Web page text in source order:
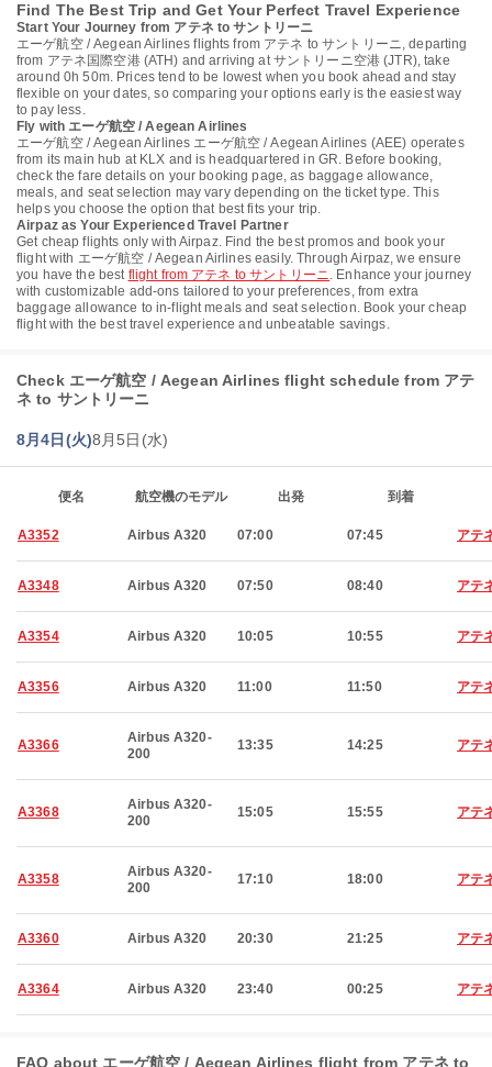
Find The Best Trip and Get Your Perfect Travel Experience
Start Your Journey from アテネ to サントリーニ
エーゲ航空 / Aegean Airlines flights from アテネ to サントリーニ, departing
from アテネ国際空港 (ATH) and arriving at サントリーニ空港 (JTR), take
around 0h 50m. Prices tend to be lowest when you book ahead and stay
flexible on your dates, so comparing your options early is the easiest way
to pay less.
Fly with エーゲ航空 / Aegean Airlines
エーゲ航空 / Aegean Airlines エーゲ航空 / Aegean Airlines (AEE) operates
from its main hub at KLX and is headquartered in GR. Before booking,
check the fare details on your booking page, as baggage allowance,
meals, and seat selection may vary depending on the ticket type. This
helps you choose the option that best fits your trip.
Airpaz as Your Experienced Travel Partner
Get cheap flights only with Airpaz. Find the best promos and book your
flight with エーゲ航空 / Aegean Airlines easily. Through Airpaz, we ensure
you have the best flight from アテネ to サントリーニ. Enhance your journey
with customizable add-ons tailored to your preferences, from extra
baggage allowance to in-flight meals and seat selection. Book your cheap
flight with the best travel experience and unbeatable savings.
Check エーゲ航空 / Aegean Airlines flight schedule from アテ
ネ to サントリーニ
8月4日(火)8月5日(水)
便名 航空機のモデル 出発 到着
A3352 Airbus A320 07:00 07:45 アテ
A3348 Airbus A320 07:50 08:40 アテ
A3354 Airbus A320 10:05 10:55 アテ
A3356 Airbus A320 11:00 11:50 アテ
A3366
Airbus A320-
200
13:35 14:25 アテ
A3368
Airbus A320-
200
15:05 15:55 アテ
A3358
Airbus A320-
200
17:10 18:00 アテ
A3360 Airbus A320 20:30 21:25 アテ
A3364 Airbus A320 23:40 00:25 アテ
FAQ about エーゲ航空 / Aegean Airlines flight from アテネ to